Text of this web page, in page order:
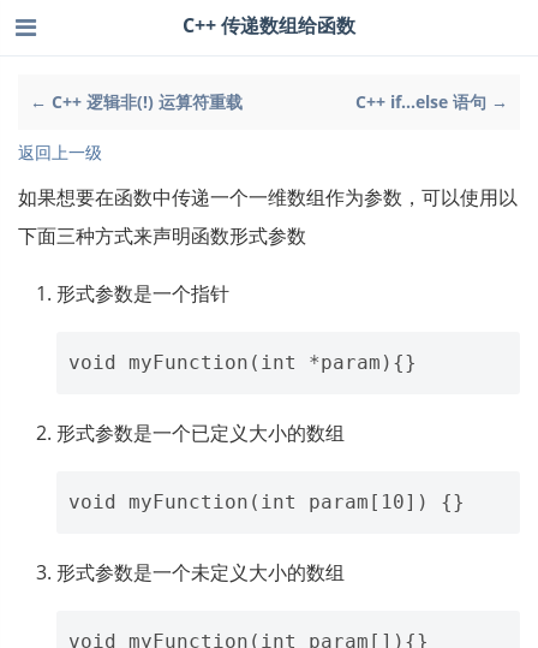
← C++ 逻辑非(!) 运算符重载 C++ if...else 语句 →
C++ 传递数组给函数
返回上一级
如果想要在函数中传递一个一维数组作为参数，可以使用以
下面三种方式来声明函数形式参数
形式参数是一个指针
形式参数是一个已定义大小的数组
形式参数是一个未定义大小的数组